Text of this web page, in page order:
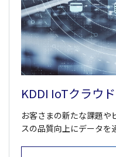
KDDI IoTクラウ
お客さまの新たな課題や
スの品質向上にデータを